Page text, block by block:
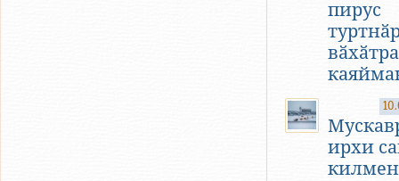
пирус
ирхи
килмен